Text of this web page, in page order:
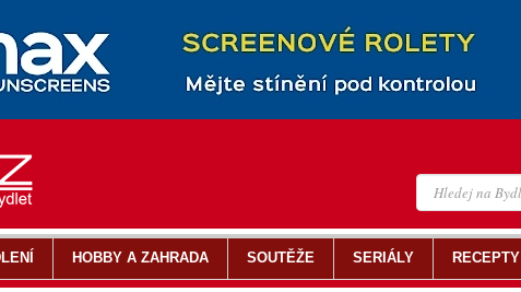
HOBBY A ZAHRADA SOUTĚŽE SERIÁLY RECEPTY